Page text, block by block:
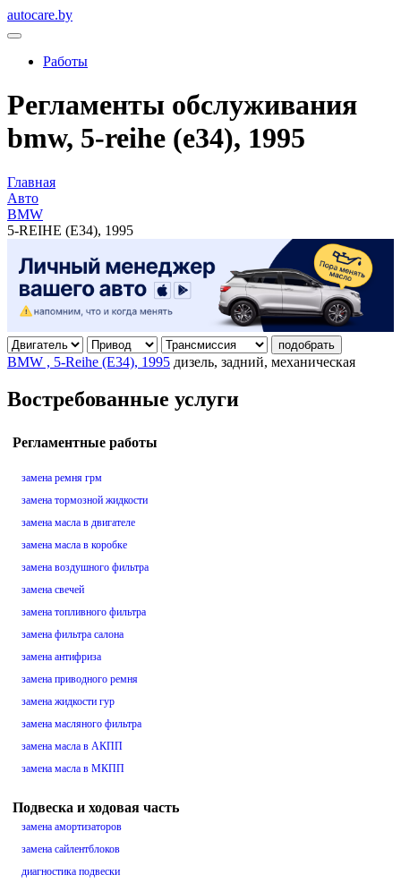
autocare.by
Работы
Регламенты обслуживания
bmw, 5-reihe (e34), 1995
Главная
Авто
BMW
5-REIHE (E34), 1995
подобрать
BMW , 5-Reihe (E34), 1995 дизель, задний, механическая
Востребованные услуги
Регламентные работы
замена ремня грм
замена тормозной жидкости
замена масла в двигателе
замена масла в коробке
замена воздушного фильтра
замена свечей
замена топливного фильтра
замена фильтра салона
замена антифриза
замена приводного ремня
замена жидкости гур
замена масляного фильтра
замена масла в АКПП
замена масла в МКПП
Подвеска и ходовая часть
замена амортизаторов
замена сайлентблоков
диагностика подвески